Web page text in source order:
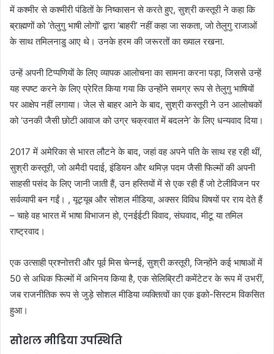
में कश्मीर से कश्मीरी पंडितों के निष्कासन से करते हुए, सुश्री कस्तूरी ने कहा कि
ब्राह्मणों को ‘तेलुगु भाषी लोगों’ द्वारा ‘बाहरी’ नहीं कहा जा सकता, जो तेलुगु राजाओं
के साथ तमिलनाडु आए थे। उनके हरम की जरूरतों का ख्याल रखना.
उन्हें अपनी टिप्पणियों के लिए व्यापक आलोचना का सामना करना पड़ा, जिससे उन्हें
यह स्पष्ट करने के लिए प्रेरित किया गया कि उन्होंने समग्र रूप से तेलुगु भाषियों
पर आक्षेप नहीं लगाया। जेल से बाहर आने के बाद, सुश्री कस्तूरी ने उन आलोचकों
को ‘उनकी जैसी छोटी आवाज को उग्र चक्रवात में बदलने’ के लिए धन्यवाद दिया।
2017 में अमेरिका से भारत लौटने के बाद, जहां वह अपने पति के साथ रह रही थीं,
सुश्री कस्तूरी, जो अमैदी पदाई, इंडियन और थमिज़ पदम जैसी फिल्मों की अपनी
साहसी पसंद के लिए जानी जाती हैं, उन हस्तियों में से एक रही हैं जो टेलीविजन पर
सर्वव्यापी बन गईं। , यूट्यूब और सोशल मीडिया, अक्सर विविध विषयों पर राय देते हैं
– चाहे वह भारत में भाषा विभाजन हो, एनईईटी विवाद, संघवाद, मीटू या तमिल
राष्ट्रवाद।
एक उत्साही प्रश्नोत्तरी और पूर्व मिस चेन्नई, सुश्री कस्तूरी, जिन्होंने कई भाषाओं में
50 से अधिक फिल्मों में अभिनय किया है, एक सेलिब्रिटी कमेंटेटर के रूप में उभरीं,
जब राजनीतिक रूप से जुड़े सोशल मीडिया व्यक्तित्वों का एक इको-सिस्टम विकसित
हुआ।
सोशल मीडिया उपस्थिति